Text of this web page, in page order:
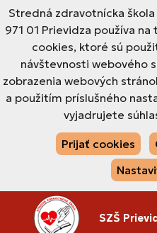
Stredná zdravotnícka
971 01 Prievidza používa
cookies, ktoré sú
návštevnosti webového
zobrazenia webových
a použitím príslušného
vyjadrujete
Prijať cookies
SZŠ